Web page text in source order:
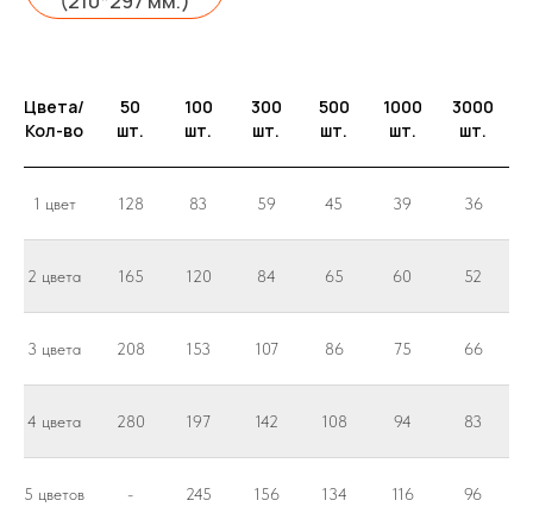
Цвета/
Кол-во
50
шт.
100
шт.
300
шт.
500
шт.
1000
шт.
3000
шт.
1 цвет 128 83 59 45 39 36
2 цвета 165 120 84 65 60 52
3 цвета 208 153 107 86 75 66
4 цвета 280 197 142 108 94 83
5 цветов - 245 156 134 116 96
Шелкография на темных тканях: +1
Печать с флуоресцентной,
При работе на изделиях заказчика